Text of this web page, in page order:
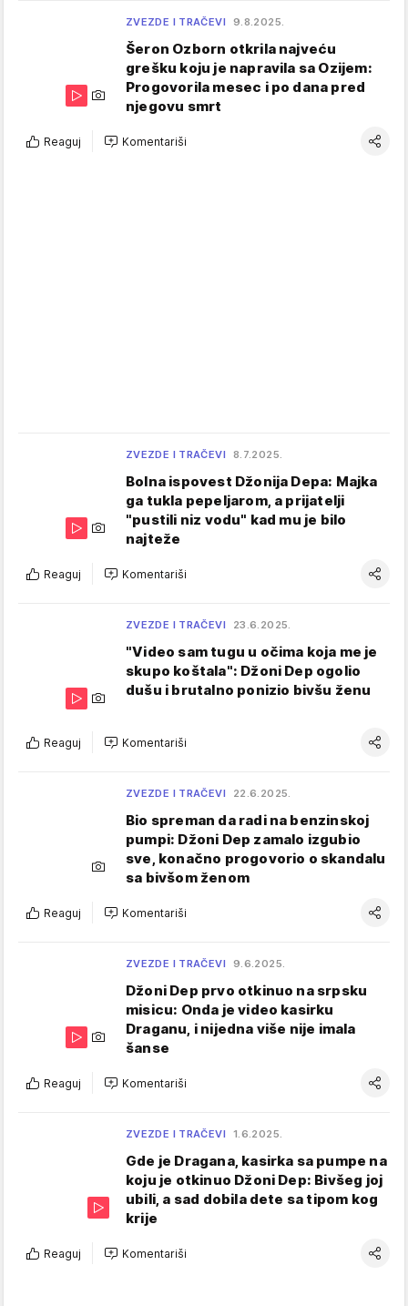
ZVEZDE I TRAČEVI 9.8.2025.
Šeron Ozborn otkrila najveću
grešku koju je napravila sa Ozijem:
Progovorila mesec i po dana pred
njegovu smrt
Reaguj Komentariši
ZVEZDE I TRAČEVI 8.7.2025.
Bolna ispovest Džonija Depa: Majka
ga tukla pepeljarom, a prijatelji
"pustili niz vodu" kad mu je bilo
najteže
Reaguj Komentariši
ZVEZDE I TRAČEVI 23.6.2025.
"Video sam tugu u očima koja me je
skupo koštala": Džoni Dep ogolio
dušu i brutalno ponizio bivšu ženu
Reaguj Komentariši
ZVEZDE I TRAČEVI 22.6.2025.
Bio spreman da radi na benzinskoj
pumpi: Džoni Dep zamalo izgubio
sve, konačno progovorio o skandalu
sa bivšom ženom
Reaguj Komentariši
ZVEZDE I TRAČEVI 9.6.2025.
Džoni Dep prvo otkinuo na srpsku
misicu: Onda je video kasirku
Draganu, i nijedna više nije imala
šanse
Reaguj Komentariši
ZVEZDE I TRAČEVI 1.6.2025.
Gde je Dragana, kasirka sa pumpe na
koju je otkinuo Džoni Dep: Bivšeg joj
ubili, a sad dobila dete sa tipom kog
krije
Reaguj Komentariši